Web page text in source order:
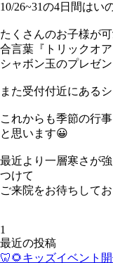
10/26~31の4日間はい
たくさんのお子様が
合言葉『トリックオ
シャボン玉のプレゼ
また受付付近にある
これからも季節の行
と思います😀
最近より一層寒さが
つけて
ご来院をお待ちして
1
最近の投稿
🦷🌻キッズイベント